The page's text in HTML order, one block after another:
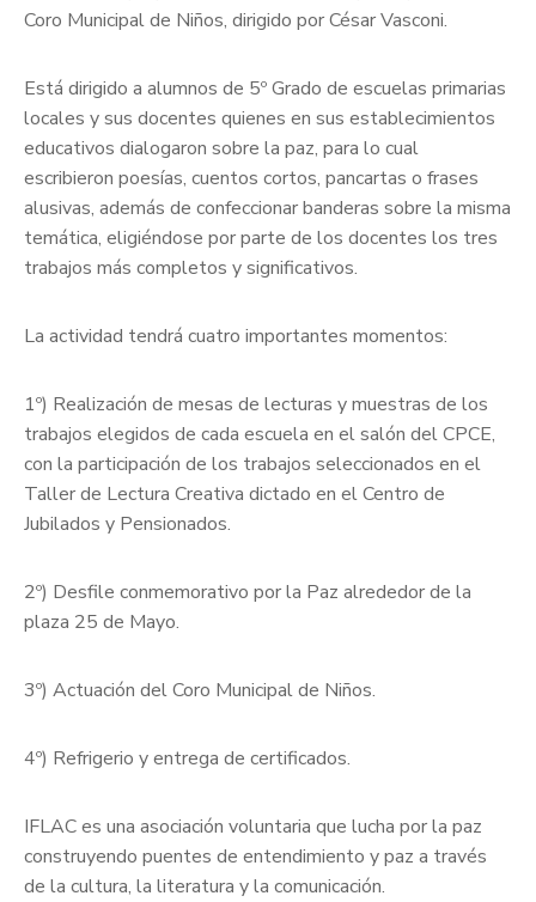
Coro Municipal de Niños, dirigido por César Vasconi.
Está dirigido a alumnos de 5º Grado de escuelas primarias
locales y sus docentes quienes en sus establecimientos
educativos dialogaron sobre la paz, para lo cual
escribieron poesías, cuentos cortos, pancartas o frases
alusivas, además de confeccionar banderas sobre la misma
temática, eligiéndose por parte de los docentes los tres
trabajos más completos y significativos.
La actividad tendrá cuatro importantes momentos:
1º) Realización de mesas de lecturas y muestras de los
trabajos elegidos de cada escuela en el salón del CPCE,
con la participación de los trabajos seleccionados en el
Taller de Lectura Creativa dictado en el Centro de
Jubilados y Pensionados.
2º) Desfile conmemorativo por la Paz alrededor de la
plaza 25 de Mayo.
3º) Actuación del Coro Municipal de Niños.
4º) Refrigerio y entrega de certificados.
IFLAC es una asociación voluntaria que lucha por la paz
construyendo puentes de entendimiento y paz a través
de la cultura, la literatura y la comunicación.